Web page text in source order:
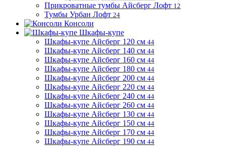
Прикроватные тумбы Айсберг Лофт 12
Тумбы Урбан Лофт 24
Консоли
Шкафы-купе
Шкафы-купе Айсберг 120 см 44
Шкафы-купе Айсберг 140 см 44
Шкафы-купе Айсберг 160 см 44
Шкафы-купе Айсберг 180 см 44
Шкафы-купе Айсберг 200 см 44
Шкафы-купе Айсберг 220 см 44
Шкафы-купе Айсберг 240 см 44
Шкафы-купе Айсберг 260 см 44
Шкафы-купе Айсберг 130 см 44
Шкафы-купе Айсберг 150 см 44
Шкафы-купе Айсберг 170 см 44
Шкафы-купе Айсберг 190 см 44